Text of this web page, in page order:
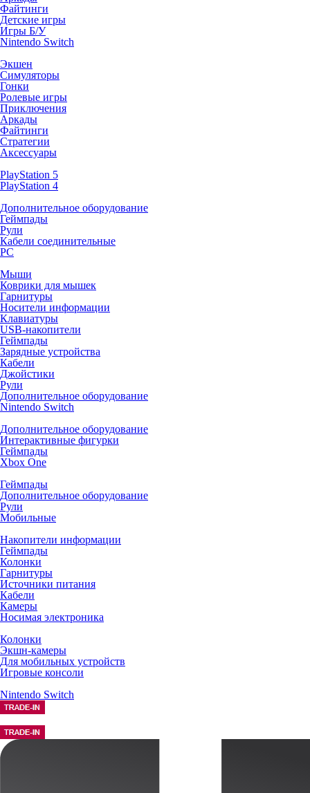
Файтинги
Детские игры
Игры Б/У
Nintendo Switch
Экшен
Симуляторы
Гонки
Ролевые игры
Приключения
Аркады
Файтинги
Стратегии
Аксессуары
PlayStation 5
PlayStation 4
Дополнительное оборудование
Геймпады
Рули
Кабели соединительные
PC
Мыши
Коврики для мышек
Гарнитуры
Носители информации
Клавиатуры
USB-накопители
Геймпады
Зарядные устройства
Кабели
Джойстики
Рули
Дополнительное оборудование
Nintendo Switch
Дополнительное оборудование
Интерактивные фигурки
Геймпады
Xbox One
Геймпады
Дополнительное оборудование
Рули
Мобильные
Накопители информации
Геймпады
Колонки
Гарнитуры
Источники питания
Кабели
Камеры
Носимая электроника
Колонки
Экшн-камеры
Для мобильных устройств
Игровые консоли
Nintendo Switch